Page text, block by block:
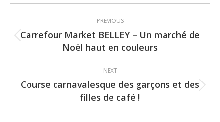
navigation
PREVIOUS
Previous
post:
Carrefour Market BELLEY – Un marché de
Noël haut en couleurs
NEXT
Next
post:
Course carnavalesque des garçons et des
filles de café !